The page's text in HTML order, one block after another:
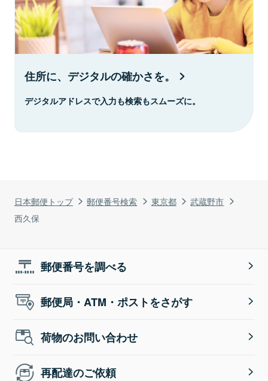
日本郵便トップ 郵便番号検索 東京都
武蔵野市
西久保
住所に、デジタルの確かさを。
デジタルアドレスで入力も検索もスムーズに。
郵便番号を調べる
郵便局・ATM・ポストをさがす
荷物のお問い合わせ
再配達のご依頼